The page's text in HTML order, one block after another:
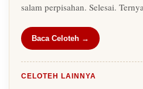
salam perpisahan. Selesai.
Baca Celoteh →
CELOTEH LAINNYA